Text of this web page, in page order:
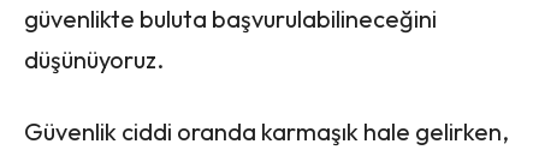
güvenlikte buluta başvurulabilineceğini
düşünüyoruz.
Güvenlik ciddi oranda karmaşık hale gelirken,